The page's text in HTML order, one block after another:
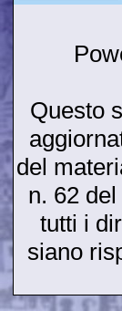
Questo
del
n. 62
tutti i
siano